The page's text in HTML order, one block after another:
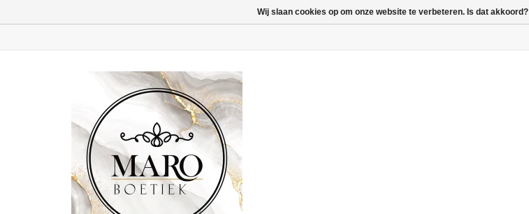
Wij slaan cookies op om onze website te verbeteren. Is dat akkoord?